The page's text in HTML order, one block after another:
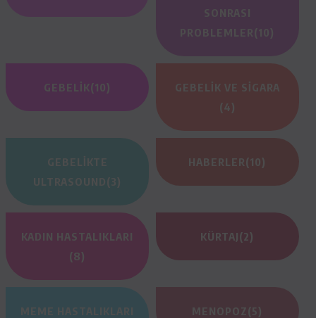
SONRASI
PROBLEMLER(10)
GEBELIK(10)
GEBELIK VE SIGARA
(4)
GEBELIKTE
ULTRASOUND(3)
HABERLER(10)
KADIN HASTALIKLARI
(8)
KÜRTAJ(2)
MEME HASTALIKLARI
MENOPOZ(5)